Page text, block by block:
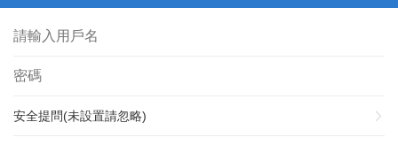
安全提問(未設置請忽略)